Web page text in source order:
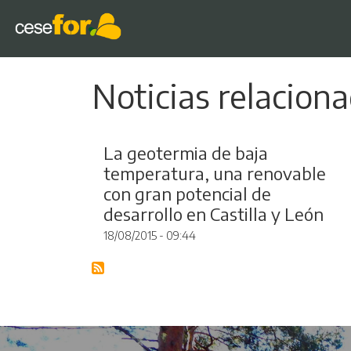
Noticias
La geotermia de baja
temperatura, una renovable
con gran potencial de
desarrollo en Castilla y León
18/08/2015 - 09:44